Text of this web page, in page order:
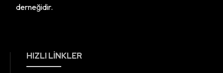
derneğidir.
HIZLI LINKLER